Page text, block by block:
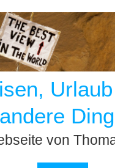
andere
von